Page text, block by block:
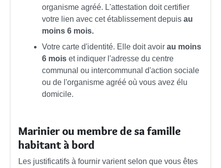
organisme agréé. L'attestation doit certifier
votre lien avec cet établissement depuis au
moins 6 mois.
Votre carte d'identité. Elle doit avoir au moins
6 mois et indiquer l'adresse du centre
communal ou intercommunal d'action sociale
ou de l'organisme agréé où vous avez élu
domicile.
Marinier ou membre de sa famille
habitant à bord
Les justificatifs à fournir varient selon que vous êtes